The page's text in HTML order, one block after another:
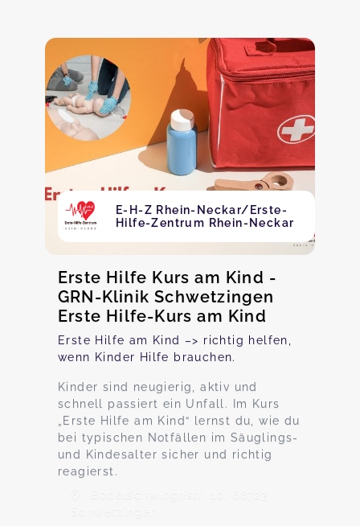
E-H-Z Rhein-Neckar/Erste-
Hilfe-Zentrum Rhein-Neckar
Erste Hilfe Kurs am Kind -
GRN-Klinik Schwetzingen
Erste Hilfe-Kurs am Kind
Erste Hilfe am Kind –> richtig helfen,
wenn Kinder Hilfe brauchen.
Kinder sind neugierig, aktiv und
schnell passiert ein Unfall. Im Kurs
„Erste Hilfe am Kind“ lernst du, wie du
bei typischen Notfällen im Säuglings-
und Kindesalter sicher und richtig
reagierst.
Bodelschwinghstr. 10, 68723
Schwetzingen